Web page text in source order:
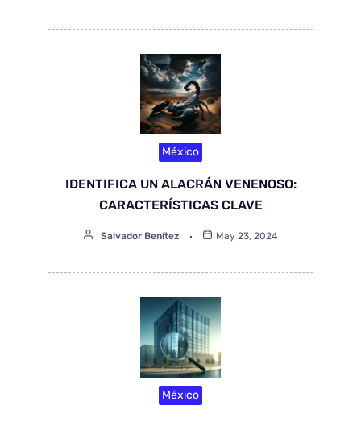
México
IDENTIFICA UN ALACRÁN VENENOSO:
CARACTERÍSTICAS CLAVE
Salvador Benítez May 23, 2024
México